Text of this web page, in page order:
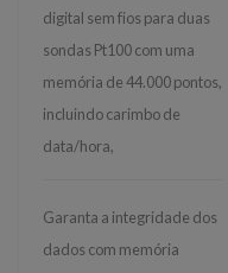
digital sem fios para duas
sondas Pt100 com uma
memória de 44.000 pontos,
incluindo carimbo de
data/hora,
Garanta a integridade dos
dados com memória